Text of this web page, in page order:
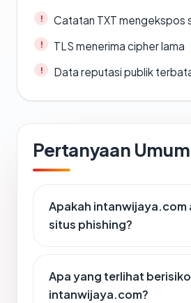
Catatan TXT mengekspos
TLS menerima cipher lama
Data reputasi publik
Pertanyaan Umum
Apakah intanwijaya.com
situs phishing?
Apa yang terlihat
intanwijaya.com?